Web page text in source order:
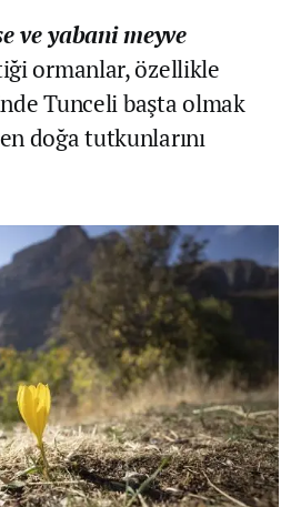
ve yabani meyve
ormanlar, özellikle
Tunceli başta olmak
doğa tutkunlarını